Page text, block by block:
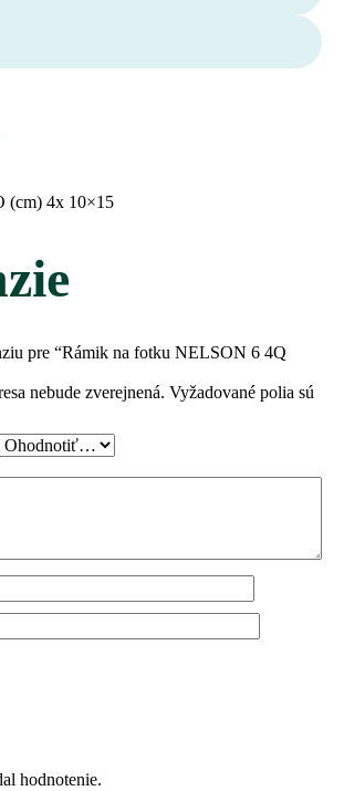
(cm) 4x 10×15
pre “Rámik na fotku NELSON 6 4Q
nebude zverejnená. Vyžadované polia sú
hodnotenie.